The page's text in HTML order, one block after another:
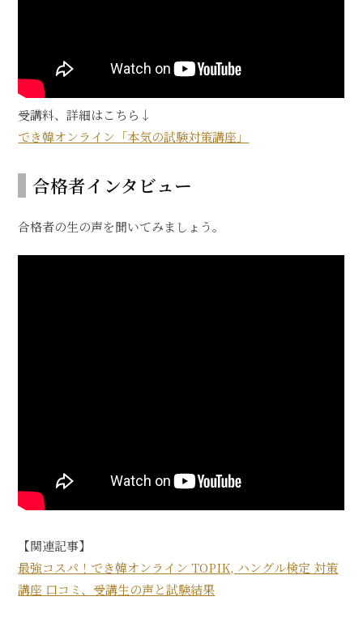
受講料、詳細はこちら↓
でき韓オンライン「本気の試験対策講座」
合格者インタビュー
合格者の生の声を聞いてみましょう。
【関連記事】
最強コスパ！でき韓オンライン TOPIK, ハングル検定 対策
講座 口コミ、受講生の声と試験結果